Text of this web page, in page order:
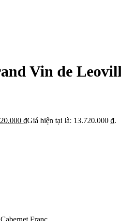
Vin de
₫Giá hiện tại là: 13.720.000 ₫.
Franc